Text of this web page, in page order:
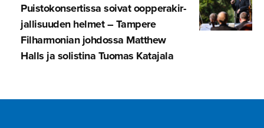
Puistokon­ser­tissa soivat oopperakir­
jal­li­suuden helmet – Tampere
Filharmonian johdossa Matthew
Halls ja solistina Tuomas Katajala